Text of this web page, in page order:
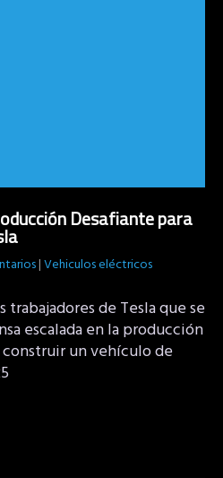
Desafiante para
|Vehiculos eléctricos
trabajadores de Tesla que se
escalada en la producción
un vehículo de